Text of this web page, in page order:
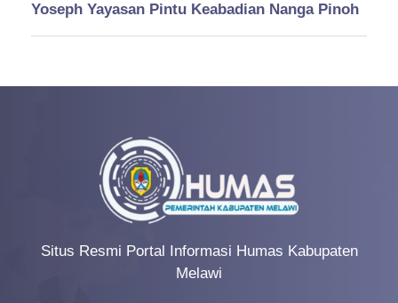
Yoseph Yayasan Pintu Keabadian Nanga Pinoh
Situs Resmi Portal Informasi Humas Kabupaten
Melawi